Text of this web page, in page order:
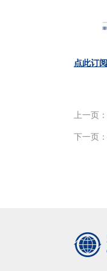
点此订阅
上一页：
下一页：